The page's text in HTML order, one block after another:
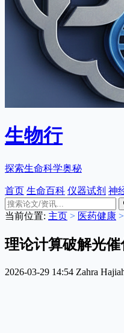
生物行
探索生命科学奥秘
首页 生命百科 仪器试剂 神
当前位置: 主页 > 医药健康 >
理论计算破解光
2026-03-29 14:54 Zahra